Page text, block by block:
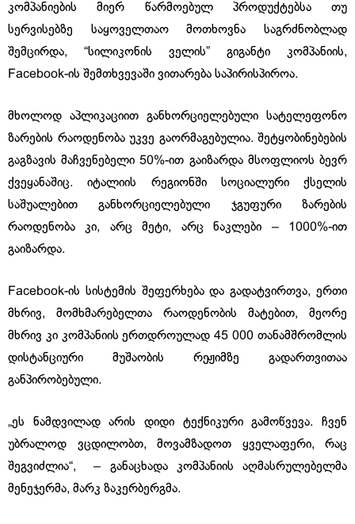
კომპანიების მიერ წარმოებულ პროდუქტებსა თუ
სერვისებზე საყოველთაო მოთხოვნა საგრძნობლად
შემცირდა, “სილიკონის ველის” გიგანტი კომპანიის,
Facebook-ის შემთხვევაში ვითარება საპირისპიროა.
მხოლოდ აპლიკაციით განხორციელებული სატელეფონო
ზარების რაოდენობა უკვე გაორმაგებულია. შეტყობინებების
გაგზავის მაჩვენებელი 50%-ით გაიზარდა მსოფლიოს ბევრ
ქვეყანაშიც. იტალიის რეგიონში სოციალური ქსელის
საშუალებით განხორციელებული ჯგუფური ზარების
რაოდენობა კი, არც მეტი, არც ნაკლები – 1000%-ით
გაიზარდა.
Facebook-ის სისტემის შეფერხება და გადატვირთვა, ერთი
მხრივ, მომხმარებელთა რაოდენობის მატებით, მეორე
მხრივ კი კომპანიის ერთდროულად 45 000 თანამშრომლის
დისტანციური მუშაობის რეჟიმზე გადართვითაა
განპირობებული.
„ეს ნამდვილად არის დიდი ტექნიკური გამოწვევა. ჩვენ
უბრალოდ ვცდილობთ, მოვამზადოთ ყველაფერი, რაც
შეგვიძლია“, – განაცხადა კომპანიის აღმასრულებელმა
მენეჯერმა, მარკ ზაკერბერგმა.